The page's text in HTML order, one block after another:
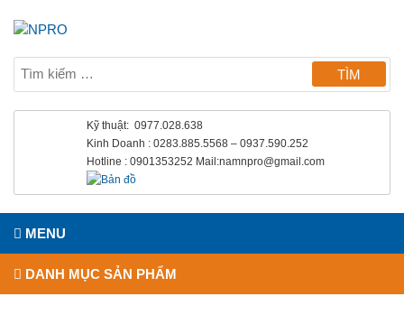
Kỹ thuật: 0977.028.638
Kinh Doanh : 0283.885.5568 – 0937.590.252
Hotline : 0901353252 Mail:namnpro@gmail.com
MENU
DANH MỤC SẢN PHẨM